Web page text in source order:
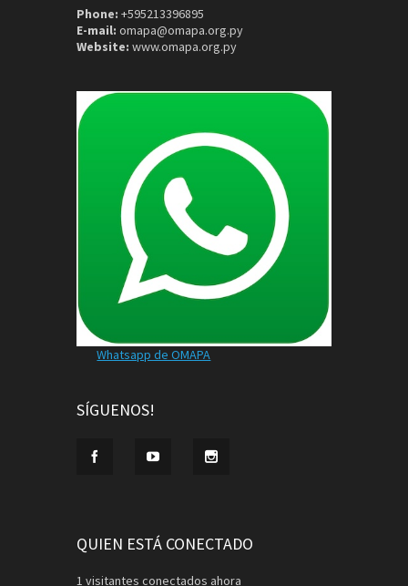
Phone: +595213396895
E-mail: omapa@omapa.org.py
Website: www.omapa.org.py
Whatsapp de OMAPA
SÍGUENOS!
QUIEN ESTÁ CONECTADO
1 visitantes conectados ahora